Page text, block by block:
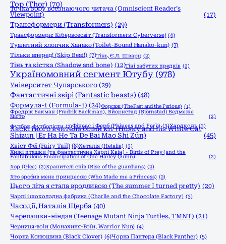
Тор (Thor) (70)
Точка зору всезнаючого читача (Omniscient Reader’s
Viewpoint)
(17)
Трансформери (Transformers) (29)
Трансформери: Кібервсесвіт (Transformers: Cyberverse) (4)
Туалетний хлопчик Ханако (Toilet-Bound Hanako-kun) (7)
Тільки вперед! (Skip Beat!) (7)Тінь, Є.Л. Шварц (2)
Тінь та кістка (Shadow and bone) (12)Тіні забутих предків (2)
Україномовний сегмент Ютубу (978)
Університет Чупарського (29)
Фантастичні звірі (Fantastic beasts) (48)
Формула-1 (Formula-1) (24)Форсаж (The Fast and the Furious) (1)
Фредрік Бакман (Fredrik Backman), Бйорнстад (Björnstad) Ведмеже
місто
(2)
Футбол, футболісти (2)Фінеас і Ферб (Phineas and Ferb) (3)Хардколь (3)
Хаскі і його вчитель білий кіт (Husky and his White Cat
Shizun | Er Ha He Ta De Bai Mao Shi Zun)
(45)
Хвіст Феї (Fairy Tail) (8)Хеталія (Hetalia) (3)
Хижі пташки (та фантастична Харлі Квін) - Birds of Prey (and the
Fantabulous Emancipation of One Harley Quinn)
(2)
Хор (Glee) (2)Хранителі снів (Rise of the guardians) (2)
Хто зробив мене принцесою (Who Made me a Princess) (2)
Цього літа я стала вродливою (The summer I turned pretty) (20)
Чарлі і шоколадна фабрика (Charlie and the Chocolate Factory) (3)
Часодії, Наталія Щерба (40)
Черепашки-ніндзя (Teenage Mutant Ninja Turtles, TMNT) (21)
Черниця-воiн (Монахиня-Воïн, Warrior Nun) (4)
Чорна Конюшина (Black Clover) (6)Чорна Пантера (Black Panther) (5)